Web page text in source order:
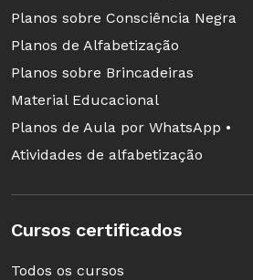
Planos sobre Consciência Negra
Planos de Alfabetização
Planos sobre Brincadeiras
Material Educacional
Planos de Aula por WhatsApp •
Atividades de alfabetização
Cursos certificados
Todos os cursos